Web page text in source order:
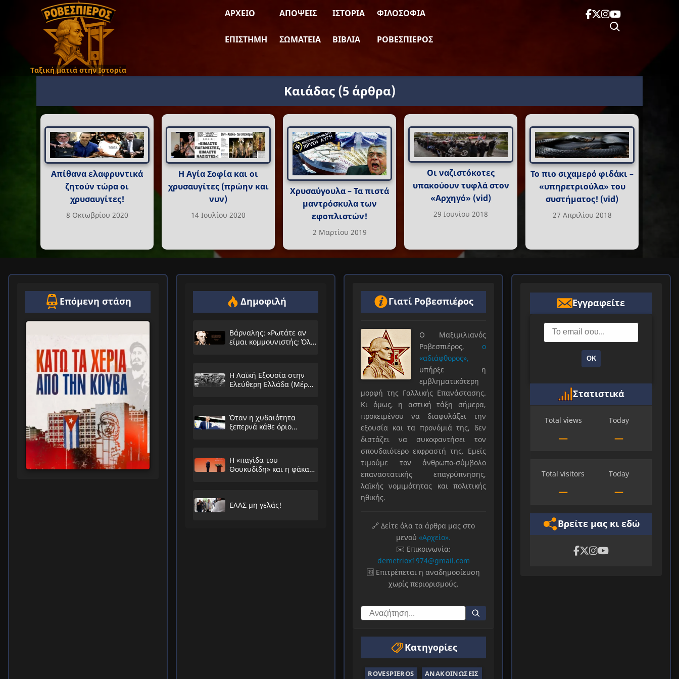
Ταξική ματιά στην Ιστορία
ΑΡΧΕΊΟ ΑΠΌΨΕΙΣ ΙΣΤΟΡΊΑ ΦΙΛΟΣΟΦΊΑ
ΕΠΙΣΤΉΜΗ ΣΩΜΑΤΕΊΑ ΒΙΒΛΊΑ ΡΟΒΕΣΠΙΈΡΟΣ
Καιάδας (5 άρθρα)
Απίθανα ελαφρυντικά
ζητούν τώρα οι
χρυσαυγίτες!
8 Οκτωβρίου 2020
Η Αγία Σοφία και οι
χρυσαυγίτες (πρώην και
νυν)
14 Ιουλίου 2020
Χρυσαύγουλα – Τα πιστά
μαντρόσκυλα των
εφοπλιστών!
2 Μαρτίου 2019
Οι ναζιστόκοτες
υπακούουν τυφλά στον
«Αρχηγό» (vid)
29 Ιουνίου 2018
Το πιο σιχαμερό φιδάκι –
«υπηρετριούλα» του
συστήματος! (vid)
27 Απριλίου 2018
Επόμενη στάση Δημοφιλή
Βάρναλης: «Ρωτάτε αν
είμαι κομμουνιστής; Όλο
Η Λαϊκή Εξουσία στην
Ελεύθερη Ελλάδα (Μέρος
Όταν η χυδαιότητα
ξεπερνά κάθε όριο…
Η «παγίδα του
Θουκυδίδη» και η φάκα
ΕΛΑΣ μη γελάς!
Γιατί Ροβεσπιέρος
Ο Μαξιμιλιανός
Ροβεσπιέρος, ο
«αδιάφθορος»,
υπήρξε η
εμβληματικότερη
μορφή της Γαλλικής Επανάστασης.
Κι όμως, η αστική τάξη σήμερα,
προκειμένου να διαφυλάξει την
εξουσία και τα προνόμιά της, δεν
διστάζει να συκοφαντήσει τον
σπουδαιότερο εκφραστή της. Εμείς
τιμούμε τον άνθρωπο-σύμβολο
επαναστατικής επαγρύπνησης,
λαϊκής νομιμότητας και πολιτικής
ηθικής.
🔗 Δείτε όλα τα άρθρα μας στο
μενού «Αρχείο».
✉️ Επικοινωνία:
demetriox1974@gmail.com
🆓 Επιτρέπεται η αναδημοσίευση
χωρίς περιορισμούς.
Κατηγορίες
ROVESPIEROS ΑΝΑΚΟΙΝΏΣΕΙΣ
Εγγραφείτε
ΟΚ
Στατιστικά
Total views
—
Today
—
Total visitors
—
Today
—
Βρείτε μας κι εδώ